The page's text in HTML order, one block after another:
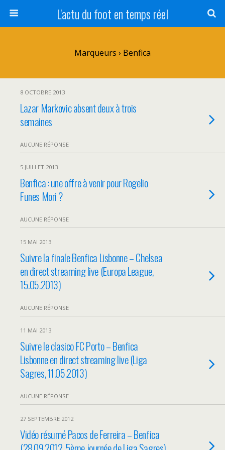
L'actu du foot en temps réel
Marqueurs › Benfica
8 OCTOBRE 2013
Lazar Markovic absent deux à trois
semaines
AUCUNE RÉPONSE
5 JUILLET 2013
Benfica : une offre à venir pour Rogelio
Funes Mori ?
AUCUNE RÉPONSE
15 MAI 2013
Suivre la finale Benfica Lisbonne – Chelsea
en direct streaming live (Europa League,
15.05.2013)
AUCUNE RÉPONSE
11 MAI 2013
Suivre le clasico FC Porto – Benfica
Lisbonne en direct streaming live (Liga
Sagres, 11.05.2013)
AUCUNE RÉPONSE
27 SEPTEMBRE 2012
Vidéo résumé Pacos de Ferreira – Benfica